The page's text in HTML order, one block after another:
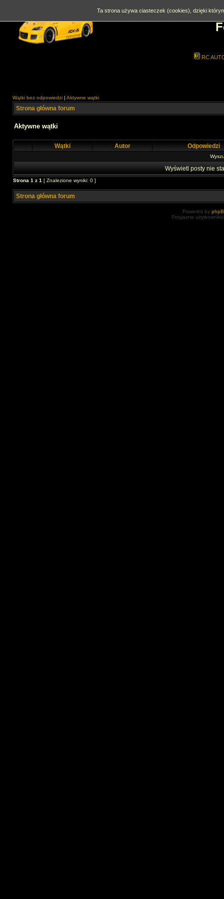
RC
Wątki bez odpowiedzi | Aktywne wątki
Strona główna forum
Aktywne wątki
Wątki Autor Odpowiedzi
Wyświetl posty nie
Strona 1 z 1 [ Znalezione wyniki: 0 ]
Strona główna forum
Powered by
Przyjazne
Ta strona używa ciasteczek (cookies), dzięki